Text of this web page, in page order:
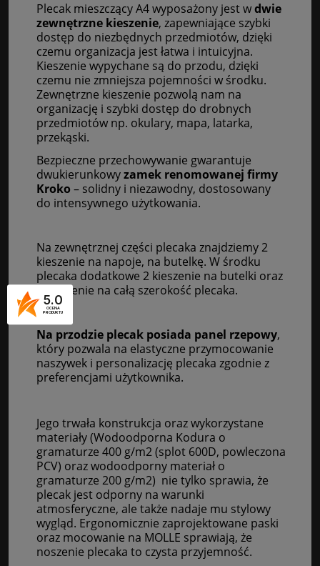
Plecak mieszczący A4wyposażony jest wdwie
zewnętrzne kieszenie, zapewniające szybki
dostęp do niezbędnych przedmiotów, dzięki
czemu organizacja jest łatwa i intuicyjna.
Kieszenie wypychane są do przodu, dzięki
czemu nie zmniejsza pojemności w środku.
Zewnętrzne kieszenie pozwolą nam na
organizację i szybki dostęp do drobnych
przedmiotów np. okulary, mapa, latarka,
przekąski.
Bezpieczne przechowywanie gwarantuje
dwukierunkowyzamek renomowanej firmy
Kroko – solidny i niezawodny, dostosowany
do intensywnego użytkowania.
Na zewnętrznej części plecaka znajdziemy 2
kieszenie na napoje, na butelkę. W środku
plecaka dodatkowe 2 kieszenie na butelki oraz
2 kieszenie na całą szerokość plecaka.
Na przodzie plecak posiada panel rzepowy,
który pozwala na elastyczne przymocowanie
naszywek i personalizację plecaka zgodnie z
preferencjami użytkownika.
Jego trwała konstrukcja oraz wykorzystane
materiały (Wodoodporna Kodura o
gramaturze 400 g/m2 (splot 600D, powleczona
PCV) oraz wodoodporny materiał o
gramaturze 200 g/m2) nie tylko sprawia, że
plecak jest odporny na warunki
atmosferyczne, ale także nadaje mu stylowy
wygląd. Ergonomicznie zaprojektowane paski
oraz mocowanie na MOLLE sprawiają, że
noszenie plecaka to czysta przyjemność.
5.0
OCENA
PRODUKTU